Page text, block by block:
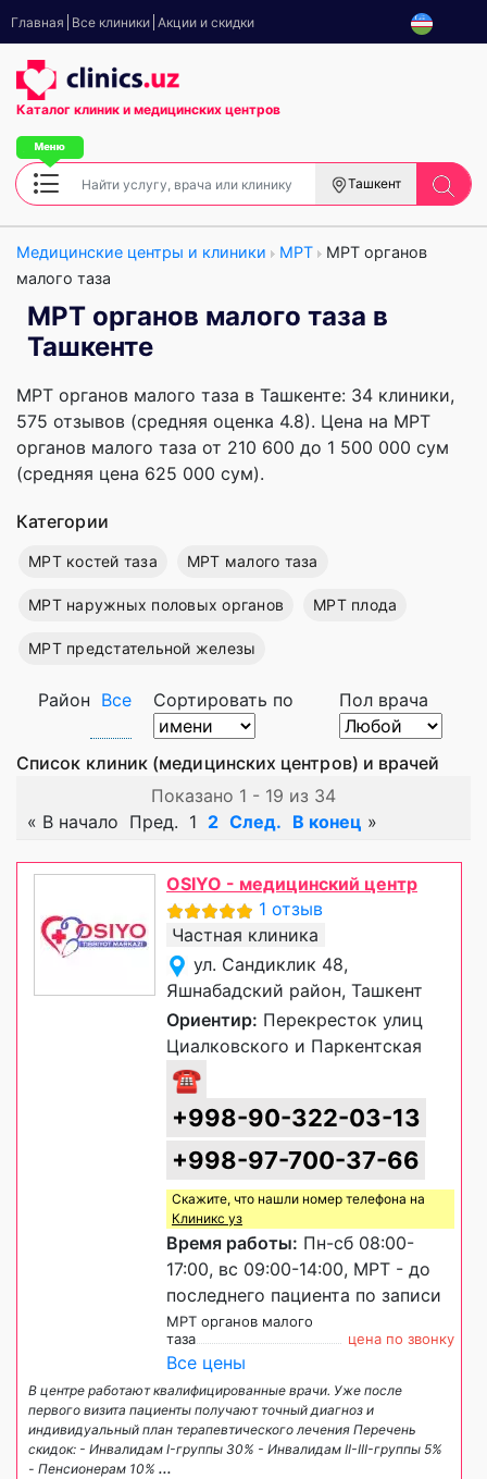
Главная Все клиники Акции и скидки
Каталог клиник и медицинских центров
Ташкент
Медицинские центры и клиники МРТ
МРТ органов
малого таза
МРТ органов малого таза в
Ташкенте
МРТ органов малого таза в Ташкенте: 34 клиники,
575 отзывов (средняя оценка 4.8). Цена на МРТ
органов малого таза от 210 600 до 1 500 000 сум
(средняя цена 625 000 сум).
Категории
МРТ костей таза МРТ малого таза
МРТ наружных половых органов МРТ плода
МРТ предстательной железы
Район Все Сортировать по Пол врача
Список клиник (медицинских центров) и врачей
Показано 1 - 19 из 34
« В начало Пред. 1 2 След. В конец »
OSIYO - медицинский центр
1 отзыв
Частная клиника
ул. Сандиклик 48,
Яшнабадский район, Ташкент
Ориентир: Перекресток улиц
Циалковского и Паркентская
☎
+998-90-322-03-13
+998-97-700-37-66
Скажите, что нашли номер телефона на
Клиникс уз
Время работы: Пн-сб 08:00-
17:00, вс 09:00-14:00, МРТ - до
последнего пациента по записи
МРТ органов малого
таза
цена по звонку
Все цены
В центре работают квалифицированные врачи. Уже после
первого визита пациенты получают точный диагноз и
индивидуальный план терапевтического лечения Перечень
скидок: - Инвалидам I-группы 30% - Инвалидам II-III-группы 5%
- Пенсионерам 10% ...